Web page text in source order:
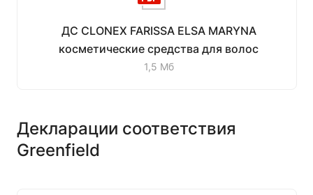
ДС CLONEX FARISSA ELSA MARYNA
косметические средства для волос
1,5 Мб
Декларации соответствия
Greenfield